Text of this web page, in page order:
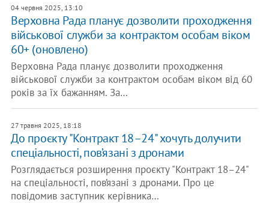
04 червня 2025, 13:10
Верховна Рада планує дозволити проходження
військової служби за контрактом особам віком
60+ (оновлено)
Верховна Рада планує дозволити проходження
військової служби за контрактом особам віком від 60
років за їх бажанням. За…
27 травня 2025, 18:18
До проєкту "Контракт 18–24" хочуть долучити
спеціальності, пов’язані з дронами
Розглядається розширення проєкту "Контракт 18–24"
на спеціальності, пов’язані з дронами. Про це
повідомив заступник керівника…